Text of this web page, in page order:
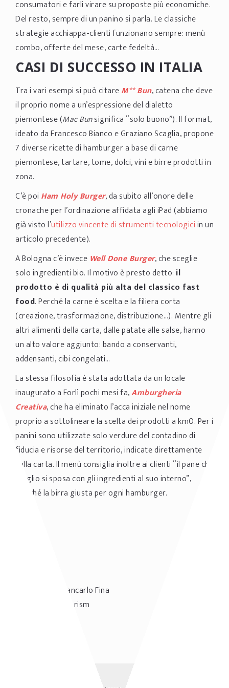
consumatori e farli virare su proposte più economiche.
Del resto, sempre di un panino si parla. Le classiche
strategie acchiappa-clienti funzionano sempre: menù
combo, offerte del mese, carte fedeltà…
CASI DI SUCCESSO IN ITALIA
Tra i vari esempi si può citareM** Bun, catena che deve
il proprio nome a un’espressione del dialetto
piemontese (Mac Bunsignifica “solo buono”). Il format,
ideato da Francesco Bianco e Graziano Scaglia, propone
7 diverse ricette di hamburger a base di carne
piemontese, tartare, tome, dolci, vini e birre prodotti in
zona.
C’è poi Ham Holy Burger, da subito all’onore delle
cronache per l’ordinazione affidata agli iPad (abbiamo
già visto l’utilizzo vincente di strumenti tecnologiciin un
articolo precedente).
A Bologna c’è invece Well Done Burger, che sceglie
solo ingredienti bio. Il motivo è presto detto: il
prodotto è di qualità più alta del classico fast
food. Perché la carne è scelta e la filiera corta
(creazione, trasformazione, distribuzione…). Mentre gli
altri alimenti della carta, dalle patate alle salse, hanno
un alto valore aggiunto: bando a conservanti,
addensanti, cibi congelati…
La stessa filosofia è stata adottata da un locale
inaugurato a Forlì pochi mesi fa,Amburgheria
Creativa, che ha eliminato l’acca iniziale nel nome
proprio a sottolineare la scelta dei prodotti a km0. Per i
panini sono utilizzate solo verdure del contadino di
fiducia e risorse del territorio, indicate direttamente
sulla carta. Il menù consiglia inoltre ai clienti “il pane che
meglio si sposa con gli ingredienti al suo interno”,
nonché la birra giusta per ogni hamburger.
Autore: Giancarlo Fina
Sharing Tourism